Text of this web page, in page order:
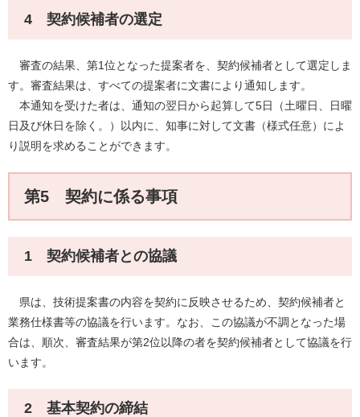
4 契約候補者の選定
審査の結果、第1位となった提案者を、契約候補者として選定しま
す。審査結果は、すべての提案者に文書により通知します。
本通知を受けた者は、通知の翌日から起算して5日（土曜日、日曜
日及び休日を除く。）以内に、知事に対して文書（様式任意）によ
り説明を求めることができます。
第5 契約に係る事項
1 契約候補者との協議
県は、技術提案書の内容を契約に反映させるため、契約候補者と
業務仕様書等の協議を行います。なお、この協議が不調となった場
合は、順次、審査結果が第2位以降の者を契約候補者として協議を行
います。
2 基本契約の締結